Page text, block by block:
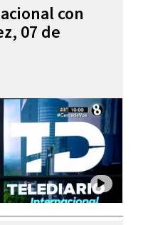
con
07 de